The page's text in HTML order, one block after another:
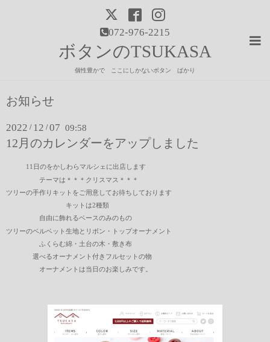
072-976-2215
ボタンのTSUKASA
個性豊かで ここにしかないボタン ばかり
お知らせ
2022 / 12 /07 09:58
12月のカレンダーをアップしました
11日のをかしわらマルシェに出店します
テーマは＊＊＊クリスマス＊＊＊
ツリーの手作りキットをご用意してお待ちしております
キットは2種類
自由に飾れるベースのみのもの
ツリーのベルベット生地とリボン・トップオーナメント
ふくらむ綿・土台の木・敷き布
選べるオーナメント付きフルセットの物
オーナメントは当日のお楽しみです。